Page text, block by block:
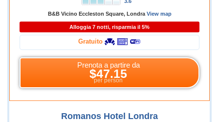
B&B Vicino Eccleston Square, Londra View map
Alloggia 7 notti, risparmia il 5%
Gratuito
Prenota a partire da
$47.15
per person
Romanos Hotel Londra